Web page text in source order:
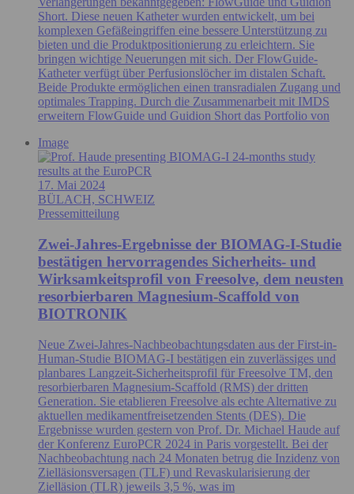
Short. Diese neuen Katheter wurden entwickelt, um bei
komplexen Gefäßeingriffen eine bessere Unterstützung zu
bieten und die Produktpositionierung zu erleichtern. Sie
bringen wichtige Neuerungen mit sich. Der FlowGuide-
Katheter verfügt über Perfusionslöcher im distalen Schaft.
Beide Produkte ermöglichen einen transradialen Zugang und
optimales Trapping. Durch die Zusammenarbeit mit IMDS
erweitern FlowGuide und Guidion Short das Portfolio von
Image
17. Mai 2024
BÜLACH, SCHWEIZ
Pressemitteilung
Zwei-Jahres-Ergebnisse der BIOMAG-I-Studie
bestätigen hervorragendes Sicherheits- und
Wirksamkeitsprofil von Freesolve, dem neusten
resorbierbaren Magnesium-Scaffold von
BIOTRONIK
Neue Zwei-Jahres-Nachbeobachtungsdaten aus der First-in-
Human-Studie BIOMAG-I bestätigen ein zuverlässiges und
planbares Langzeit-Sicherheitsprofil für Freesolve TM, den
resorbierbaren Magnesium-Scaffold (RMS) der dritten
Generation. Sie etablieren Freesolve als echte Alternative zu
aktuellen medikamentfreisetzenden Stents (DES). Die
Ergebnisse wurden gestern von Prof. Dr. Michael Haude auf
der Konferenz EuroPCR 2024 in Paris vorgestellt. Bei der
Nachbeobachtung nach 24 Monaten betrug die Inzidenz von
Zielläsionsversagen (TLF) und Revaskularisierung der
Zielläsion (TLR) jeweils 3,5 %, was im